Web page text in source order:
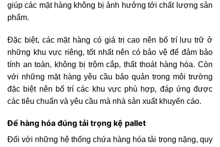
giúp các mặt hàng không bị ảnh hưởng tới chất lượng sản
phẩm.
Đặc biệt, các mặt hàng có giá trị cao nên bố trí lưu trữ ở
những khu vực riêng, tốt nhất nên có bảo vệ để đảm bảo
tính an toàn, không bị trộm cắp, thất thoát hàng hóa. Còn
với những mặt hàng yêu cầu bảo quản trong môi trường
đặc biệt nên bố trí các khu vực phù hợp, đáp ứng được
các tiêu chuẩn và yêu cầu mà nhà sản xuất khuyến cáo.
Để hàng hóa đúng tải trọng kệ pallet
Đối với những hệ thống chứa hàng hóa tải trọng nặng, quy